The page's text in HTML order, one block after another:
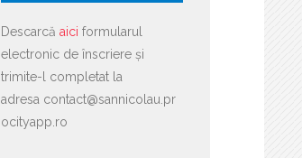
Descarcă aici formularul
electronic de înscriere și
trimite-l completat la
adresa contact@sannicolau.pr
ocityapp.ro